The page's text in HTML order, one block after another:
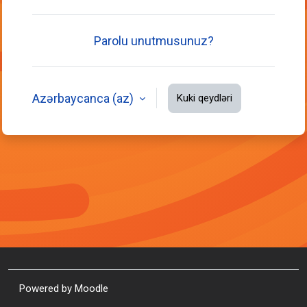
Parolu unutmusunuz?
Azərbaycanca ‎(az)‎ Kuki qeydləri
Powered by Moodle